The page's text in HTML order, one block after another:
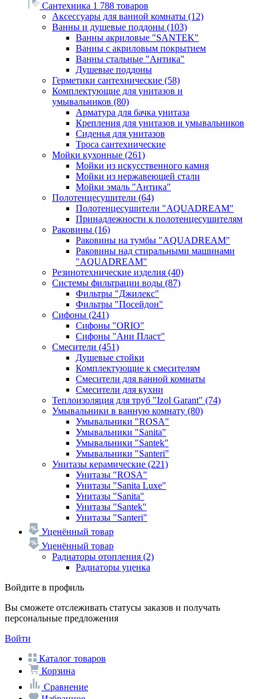
Сантехника 1 788 товаров
Аксессуары для ванной комнаты (12)
Ванны и душевые поддоны (103)
Ванны акриловые "SANTEK"
Ванны с акриловым покрытием
Ванны стальные "Антика"
Душевые поддоны
Герметики сантехнические (58)
Комплектующие для унитазов и
умывальников (80)
Арматура для бачка унитаза
Крепления для унитазов и умывальников
Сиденья для унитазов
Троса сантехнические
Мойки кухонные (261)
Мойки из искусственного камня
Мойки из нержавеющей стали
Мойки эмаль "Антика"
Полотенцесушители (64)
Полотенцесушители "AQUADREAM"
Принадлежности к полотенцесушителям
Раковины (16)
Раковины на тумбы "AQUADREAM"
Раковины над стиральными машинами
"AQUADREAM"
Резинотехнические изделия (40)
Системы фильтрации воды (87)
Фильтры "Джилекс"
Фильтры "Посейдон"
Сифоны (241)
Сифоны "ORIO"
Сифоны "Ани Пласт"
Смесители (451)
Душевые стойки
Комплектующие к смесителям
Смесители для ванной комнаты
Смесители для кухни
Теплоизоляция для труб "Izol Garant" (74)
Умывальники в ванную комнату (80)
Умывальники "ROSA"
Умывальники "Sanita"
Умывальники "Santek"
Умывальники "Santeri"
Унитазы керамические (221)
Унитазы "ROSA"
Унитазы "Sanita Luxe"
Унитазы "Sanita"
Унитазы "Santek"
Унитазы "Santeri"
Уценённый товар
Уценённый товар
Радиаторы отопления (2)
Радиаторы уценка
Войдите в профиль
Вы сможете отслеживать статусы заказов и получать
персональные предложения
Войти
Каталог товаров
Корзина
Сравнение